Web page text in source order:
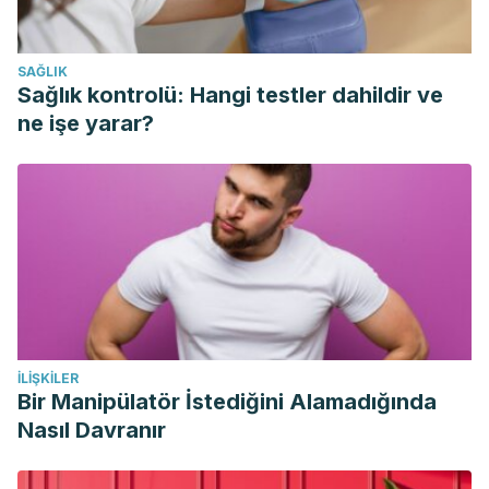
resistance training as a treatment therapy in
obesity. Journal of obesity, 2011, 482564.
https://doi.org/10.1155/2011/482564
Schoenfeld, Brad J The Mechanisms of Muscle
Hypertrophy and Their Application to Resistance Training,
Journal of Strength and Conditioning Research: October
2010 – Volume 24 – Issue 10 – p 2857-2872. doi:
10.1519/JSC.0b013e3181e840f3
Adrian Thorogood, Salvatore Mottillo, Avi Shimony, Kristian
B. Filion, Lawrence Joseph, Jacques Genest, Louise Pilote,
Paul Poirier, Ernesto L. Schiffrin, Mark J. Eisenberg. 2011.
Isolated Aerobic Exercise and Weight Loss: A Systematic
Review and Meta-Analysis of Randomized Controlled
Trials. The American Journal of Medicine.
(http://www.sciencedirect.com/science/article/pii/
SAĞLIK
Sağlık kontrolü: Hangi testler dahildir ve
ne işe yarar?
İLIŞKILER
Bir Manipülatör İstediğini Alamadığında
Nasıl Davranır